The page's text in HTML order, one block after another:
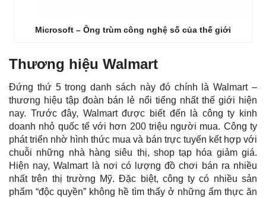
Microsoft – Ông trùm công nghệ số của thế giới
Thương hiệu Walmart
Đứng thứ 5 trong danh sách này đó chính là Walmart –
thương hiệu tập đoàn bán lẻ nổi tiếng nhất thế giới hiện
nay. Trước đây, Walmart được biết đến là công ty kinh
doanh nhỏ quốc tế với hơn 200 triệu người mua. Công ty
phát triển nhờ hình thức mua và bán trực tuyến kết hợp với
chuỗi những nhà hàng siêu thị, shop tạp hóa giảm giá.
Hiện nay, Walmart là nơi có lượng đồ chơi bán ra nhiều
nhất trên thị trường Mỹ. Đặc biệt, công ty có nhiều sản
phẩm “độc quyền” không hề tìm thấy ở những ẩm thực ăn